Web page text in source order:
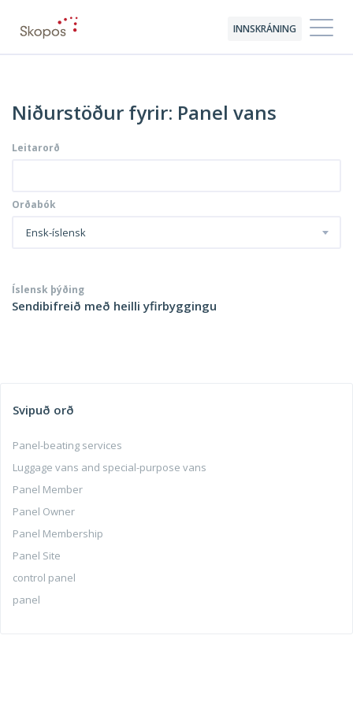
INNSKRÁNING
Niðurstöður fyrir: Panel vans
Leitarorð
Orðabók
Ensk-íslensk
Íslensk þýðing
Sendibifreið með heilli yfirbyggingu
Svipuð orð
Panel-beating services
Luggage vans and special-purpose vans
Panel Member
Panel Owner
Panel Membership
Panel Site
control panel
panel